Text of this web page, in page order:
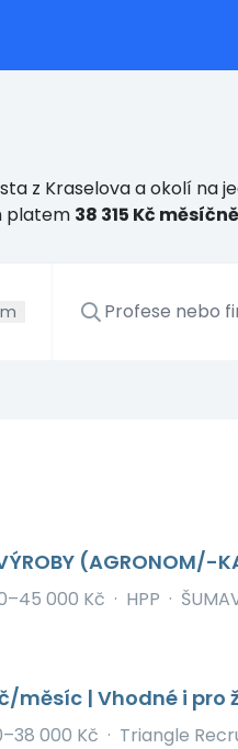
z Kraselova a okolí na
platem 38 315 Kč měsíčně
(AGRONOM/-
000 Kč · HPP ·
měsíc | Vhodné i pro
000 Kč · Triangle